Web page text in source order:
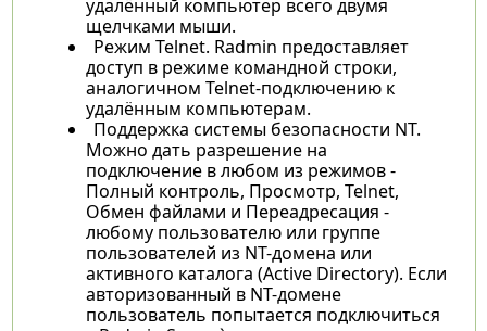
удалённый компьютер всего двумя
щелчками мыши.
Режим Telnet. Radmin предоставляет
доступ в режиме командной строки,
аналогичном Telnet-подключению к
удалённым компьютерам.
Поддержка системы безопасности NT.
Можно дать разрешение на
подключение в любом из режимов -
Полный контроль, Просмотр, Telnet,
Обмен файлами и Переадресация -
любому пользователю или группе
пользователей из NT-домена или
активного каталога (Active Directory). Если
авторизованный в NT-домене
пользователь попытается подключиться